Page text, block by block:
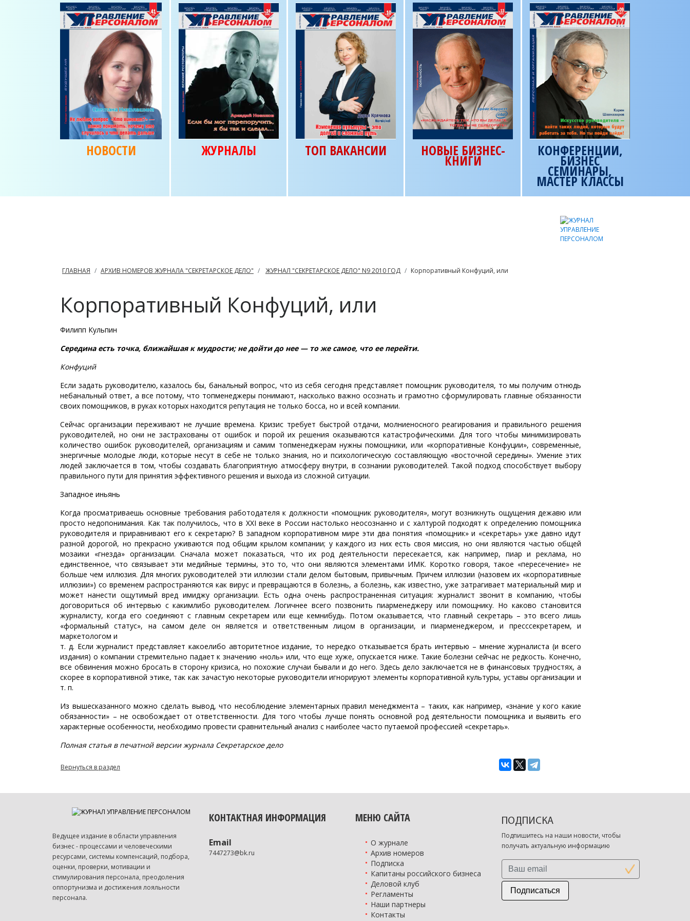
НОВОСТИ ЖУРНАЛЫ ТОП ВАКАНСИИ НОВЫЕ БИЗНЕС-
КНИГИ
КОНФЕРЕНЦИИ,
БИЗНЕС
СЕМИНАРЫ,
МАСТЕР КЛАССЫ
ГЛАВНАЯ АРХИВ НОМЕРОВ ЖУРНАЛА "СЕКРЕТАРСКОЕ ДЕЛО" ЖУРНАЛ "СЕКРЕТАРСКОЕ ДЕЛО" N9 2010 ГОД Корпоративный Конфуций, или
Корпоративный Конфуций, или
Филипп Кульпин
Середина есть точка, ближайшая к мудрости; не дойти до нее — то же самое, что ее перейти.
Конфуций
Если задать руководителю, казалось бы, банальный вопрос, что из себя сегодня представляет помощник руководителя, то мы получим отнюдь
небанальный ответ, а все потому, что топ­менеджеры понимают, насколько важно осознать и грамотно сформулировать главные обязанности
своих помощников, в руках которых находится репутация не только босса, но и всей компании.
Сейчас организации переживают не лучшие времена. Кризис требует быстрой отдачи, молниеносного реагирования и правильного решения
руководителей, но они не застрахованы от ошибок и порой их решения оказываются катастрофическими. Для того чтобы минимизировать
количество ошибок руководителей, организациям и самим топ­менеджерам нужны помощники, или «корпоративные Конфуции», современные,
энергичные молодые люди, которые несут в себе не только знания, но и психологическую составляющую «восточной середины». Умение этих
людей заключается в том, чтобы создавать благоприятную атмосферу внутри, в сознании руководителей. Такой подход способствует выбору
правильного пути для принятия эффективного решения и выхода из сложной ситуации.
Западное инь­янь
Когда просматриваешь основные требования работодателя к должности «помощник руководителя», могут возникнуть ощущения дежавю или
просто недопонимания. Как так получилось, что в XXI веке в России настолько неосознанно и с халтурой подходят к определению помощника
руководителя и приравнивают его к секретарю? В западном корпоративном мире эти два понятия «помощник» и «секретарь» уже давно идут
разной дорогой, но прекрасно уживаются под общим крылом компании; у каждого из них есть своя миссия, но они являются частью общей
мозаики «гнезда» организации. Сначала может показаться, что их род деятельности пересекается, как например, пиар и реклама, но
единственное, что связывает эти медийные термины, это то, что они являются элементами ИМК. Коротко говоря, такое «пересечение» не
больше чем иллюзия. Для многих руководителей эти иллюзии стали делом бытовым, привычным. Причем иллюзии (назовем их «корпоративные
иллюзии») со временем распространяются как вирус и превращаются в болезнь, а болезнь, как известно, уже затрагивает материальный мир и
может нанести ощутимый вред имиджу организации. Есть одна очень распространенная ситуация: журналист звонит в компанию, чтобы
договориться об интервью с каким­либо руководителем. Логичнее всего позвонить пиар­менеджеру или помощнику. Но каково становится
журналисту, когда его соединяют с главным секретарем или еще кем­нибудь. Потом оказывается, что главный секретарь – это всего лишь
«формальный статус», на самом деле он является и ответственным лицом в организации, и пиар­менеджером, и пресс­секретарем, и
маркетологом и
т. д. Если журналист представляет какое­либо авторитетное издание, то нередко отказывается брать интервью – мнение журналиста (и всего
издания) о компании стремительно падает к значению «ноль» или, что еще хуже, опускается ниже. Такие болезни сейчас не редкость. Конечно,
все обвинения можно бросать в сторону кризиса, но похожие случаи бывали и до него. Здесь дело заключается не в финансовых трудностях, а
скорее в корпоративной этике, так как зачастую некоторые руководители игнорируют элементы корпоративной культуры, уставы организации и
т. п.
Из вышесказанного можно сделать вывод, что несоблюдение элементарных правил менеджмента – таких, как например, «знание у кого какие
обязанности» – не освобождает от ответственности. Для того чтобы лучше понять основной род деятельности помощника и выявить его
характерные особенности, необходимо провести сравнительный анализ с наиболее часто путаемой профессией «секретарь».
Полная статья в печатной версии журнала Секретарское дело
Вернуться в раздел
Ведущее издание в области управления
бизнес - процессами и человеческими
ресурсами, системы компенсаций, подбора,
оценки, проверки, мотивации и
стимулирования персонала, преодоления
оппортунизма и достижения лояльности
персонала.
КОНТАКТНАЯ ИНФОРМАЦИЯ
Email
7447273@bk.ru
МЕНЮ САЙТА
О журнале
Архив номеров
Подписка
Капитаны российского бизнеса
Деловой клуб
Регламенты
Наши партнеры
Контакты
ПОДПИСКА
Подпишитесь на наши новости, чтобы
получать актуальную информацию
Подписаться